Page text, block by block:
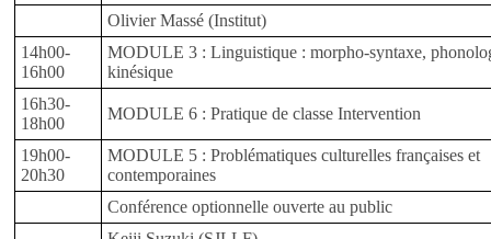
Olivier Massé (Institut)
14h00-
16h00
MODULE 3 : Linguistique : morpho-syntaxe,
kinésique
16h30-
18h00
MODULE 6 : Pratique de classe Intervention
19h00-
20h30
MODULE 5 : Problématiques culturelles françaises et
contemporaines
Conférence optionnelle ouverte au public